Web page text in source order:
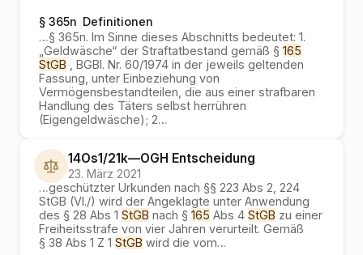
§ 365n Definitionen
…§ 365n. Im Sinne dieses Abschnitts bedeutet: 1.
„Geldwäsche“ der Straftatbestand gemäß § 165
StGB , BGBl. Nr. 60/1974 in der jeweils geltenden
Fassung, unter Einbeziehung von
Vermögensbestandteilen, die aus einer strafbaren
Handlung des Täters selbst herrühren
(Eigengeldwäsche); 2…
14Os1/21k—OGH Entscheidung
23. März 2021
…geschützter Urkunden nach §§ 223 Abs 2, 224
StGB (VI./) wird der Angeklagte unter Anwendung
des § 28 Abs 1 StGB nach § 165 Abs 4 StGB zu einer
Freiheitsstrafe von vier Jahren verurteilt. Gemäß
§ 38 Abs 1 Z 1 StGB wird die vom…